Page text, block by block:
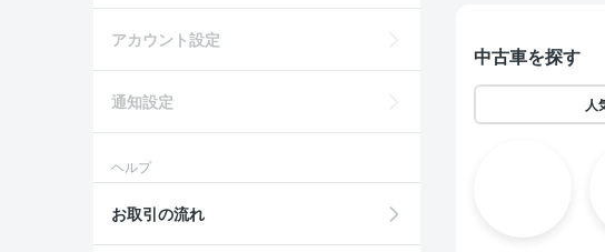
中古車を探す
人
アカウント設定
通知設定
ヘルプ
お取引の流れ